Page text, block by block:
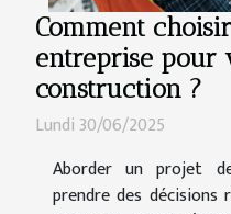
Comment
entreprise pour
construction ?
Lundi 30/06/2025
Aborder un projet
prendre des décisions